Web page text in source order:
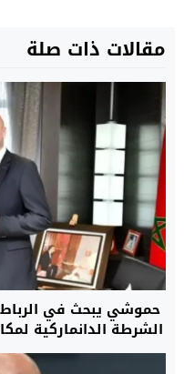
مقالات ذات صلة
حموشي يبحث في الرباط
الشرطة الدانماركية